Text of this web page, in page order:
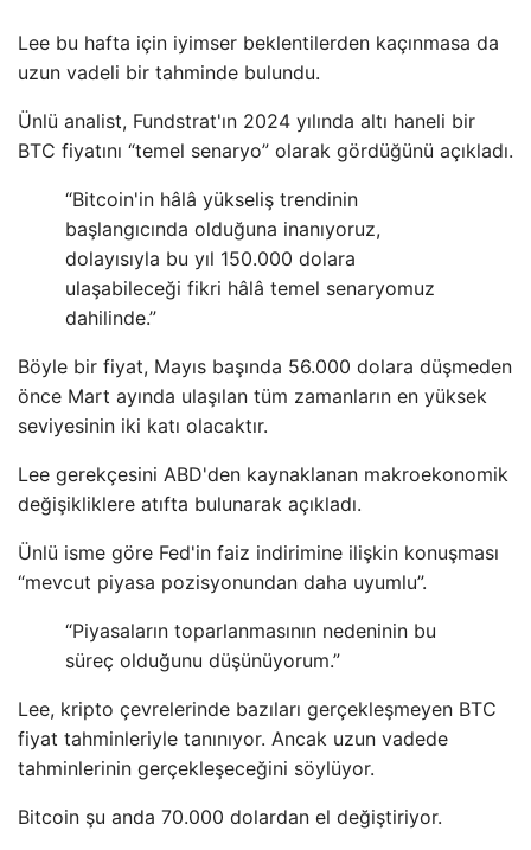
Lee bu hafta için iyimser beklentilerden kaçınmasa da
uzun vadeli bir tahminde bulundu.
Ünlü analist, Fundstrat'ın 2024 yılında altı haneli bir
BTC fiyatını “temel senaryo” olarak gördüğünü açıkladı.
“Bitcoin'in hâlâ yükseliş trendinin
başlangıcında olduğuna inanıyoruz,
dolayısıyla bu yıl 150.000 dolara
ulaşabileceği fikri hâlâ temel senaryomuz
dahilinde.”
Böyle bir fiyat, Mayıs başında 56.000 dolara düşmeden
önce Mart ayında ulaşılan tüm zamanların en yüksek
seviyesinin iki katı olacaktır.
Lee gerekçesini ABD'den kaynaklanan makroekonomik
değişikliklere atıfta bulunarak açıkladı.
Ünlü isme göre Fed'in faiz indirimine ilişkin konuşması
“mevcut piyasa pozisyonundan daha uyumlu”.
“Piyasaların toparlanmasının nedeninin bu
süreç olduğunu düşünüyorum.”
Lee, kripto çevrelerinde bazıları gerçekleşmeyen BTC
fiyat tahminleriyle tanınıyor. Ancak uzun vadede
tahminlerinin gerçekleşeceğini söylüyor.
Bitcoin şu anda 70.000 dolardan el değiştiriyor.